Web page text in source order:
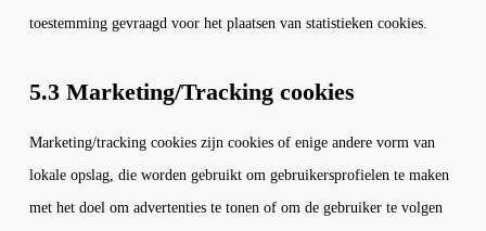
toestemming gevraagd voor het plaatsen van statistieken cookies.
5.3 Marketing/Tracking cookies
Marketing/tracking cookies zijn cookies of enige andere vorm van
lokale opslag, die worden gebruikt om gebruikersprofielen te maken
met het doel om advertenties te tonen of om de gebruiker te volgen